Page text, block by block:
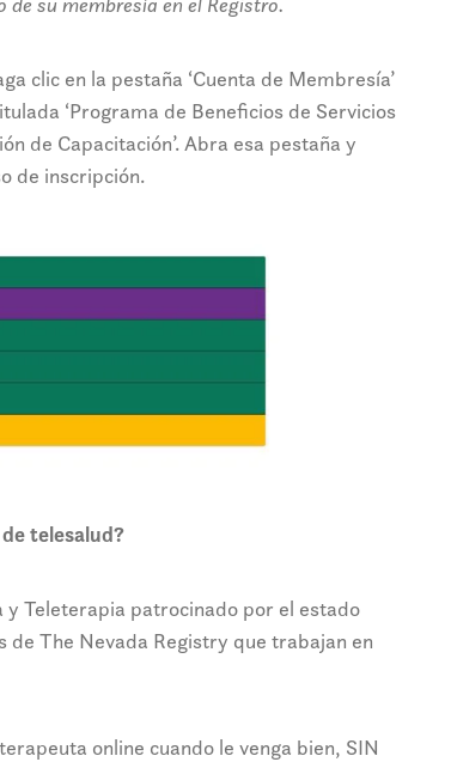
clic en la pestaña ‘Cuenta de Membresía’
‘Programa de Beneficios de Servicios
de Capacitación’. Abra esa pestaña y
de inscripción.
telesalud?
y Teleterapia patrocinado por el estado
de The Nevada Registry que trabajan en
online cuando le venga bien, SIN